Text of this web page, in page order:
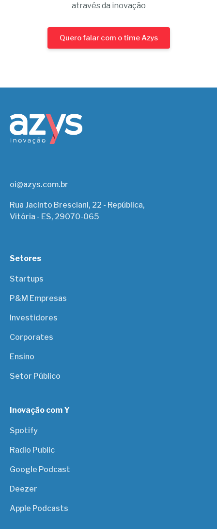
através da inovação
Quero falar com o time Azys
oi@azys.com.br
Rua Jacinto Bresciani, 22 - República,
Vitória - ES, 29070-065
Setores
Startups
P&M Empresas
Investidores
Corporates
Ensino
Setor Público
Inovação com Y
Spotify
Radio Public
Google Podcast
Deezer
Apple Podcasts